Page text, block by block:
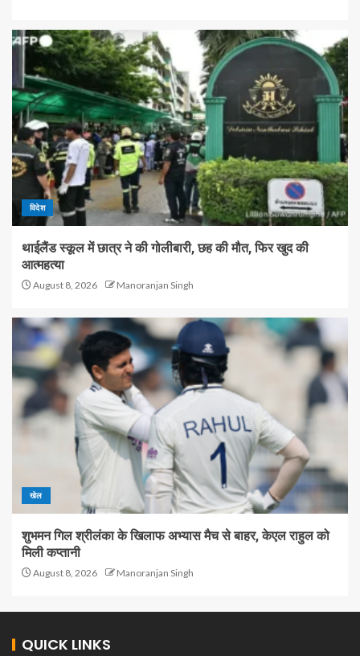
विदेश
थाईलैंड स्कूल में छात्र ने की गोलीबारी, छह की मौत, फिर खुद की
आत्महत्या
August 8, 2026 Manoranjan Singh
खेल
शुभमन गिल श्रीलंका के खिलाफ अभ्यास मैच से बाहर, केएल राहुल को
मिली कप्तानी
August 8, 2026 Manoranjan Singh
QUICK LINKS